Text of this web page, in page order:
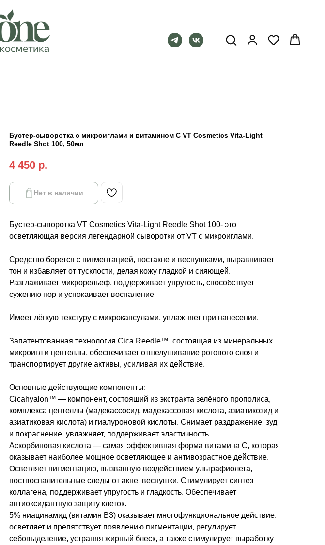
Бустер-сыворотка с микроиглами и витамином C VT Cosmetics Vita-Light
Reedle Shot 100, 50мл
4 450 р.
Нет в наличии
Бустер-сыворотка VT Cosmetics Vita-Light Reedle Shot 100- это
осветляющая версия легендарной сыворотки от VT с микроиглами.
Средство борется с пигментацией, постакне и веснушками, выравнивает
тон и избавляет от тусклости, делая кожу гладкой и сияющей.
Разглаживает микрорельеф, поддерживает упругость, способствует
сужению пор и успокаивает воспаление.
Имеет лёгкую текстуру с микрокапсулами, увлажняет при нанесении.
Запатентованная технология Cica Reedle™, состоящая из минеральных
микроигл и центеллы, обеспечивает отшелушивание рогового слоя и
транспортирует другие активы, усиливая их действие.
Основные действующие компоненты:
Cicahyalon™ — компонент, состоящий из экстракта зелёного прополиса,
комплекса центеллы (мадекассосид, мадекассовая кислота, азиатикозид и
азиатиковая кислота) и гиалуроновой кислоты. Снимает раздражение, зуд
и покраснение, увлажняет, поддерживает эластичность
Аскорбиновая кислота — самая эффективная форма витамина C, которая
оказывает наиболее мощное осветляющее и антивозрастное действие.
Осветляет пигментацию, вызванную воздействием ультрафиолета,
поствоспалительные следы от акне, веснушки. Стимулирует синтез
коллагена, поддерживает упругость и гладкость. Обеспечивает
антиоксидантную защиту клеток.
5% ниацинамид (витамин B3) оказывает многофункциональное действие:
осветляет и препятствует появлению пигментации, регулирует
себовыделение, устраняя жирный блеск, а также стимулирует выработку